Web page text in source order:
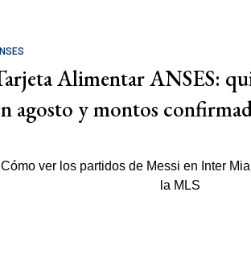
Alimentar ANSES:
agosto y montos